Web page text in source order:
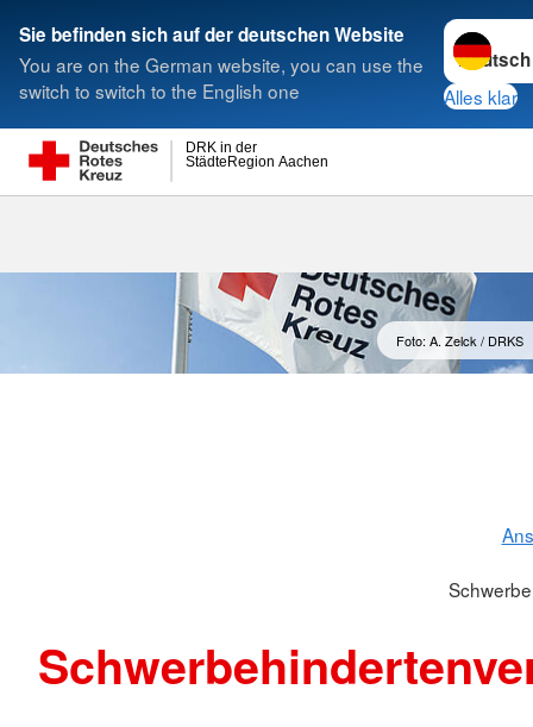
Sie befinden sich auf der deutschen Website
You are on the German website, you can use the
switch to switch to the English one
Sprache
Alles klar
StädteRegion Aachen
DRK in der
Suche
Foto: A. Zelck / DRKS